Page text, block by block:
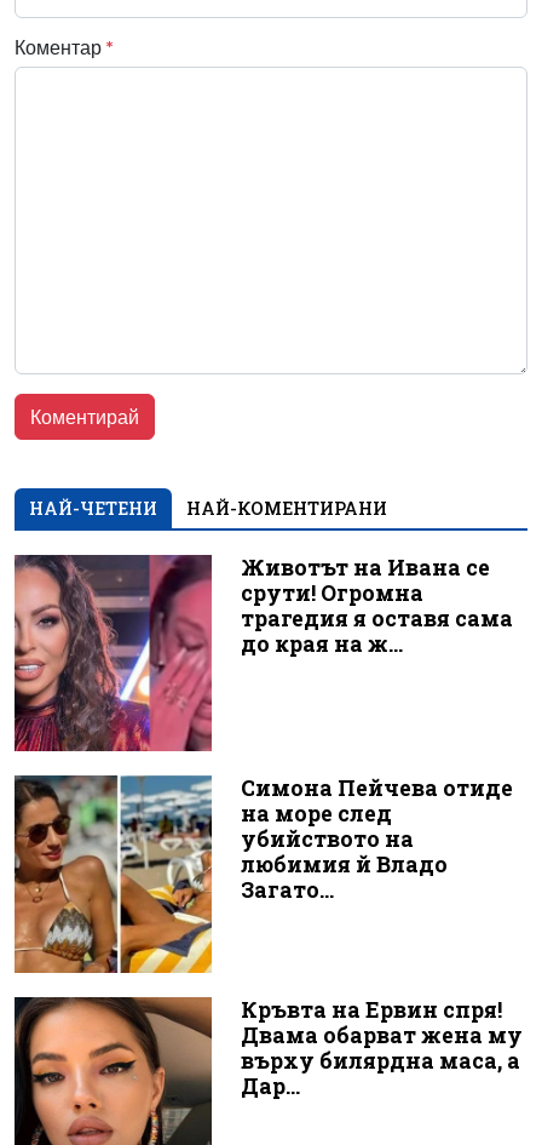
Коментар *
НАЙ-ЧЕТЕНИ НАЙ-КОМЕНТИРАНИ
Животът на Ивана се
срути! Огромна
трагедия я оставя сама
до края на ж...
Симона Пейчева отиде
на море след
убийството на
любимия й Владо
Загато...
Кръвта на Ервин спря!
Двама обарват жена му
върху билярдна маса, а
Дар...